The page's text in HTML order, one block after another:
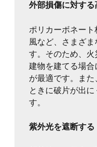
外部損傷に対する
ポリカーボネート
風など、さまざ
す。そのため、
建物を建てる場合
が最適です。ま
ときに破片が出
す。
紫外光を遮断する